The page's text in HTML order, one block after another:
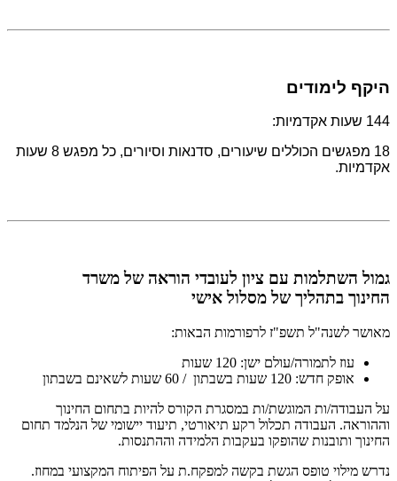
היקף לימודים
144 שעות אקדמיות:
18 מפגשים הכוללים שיעורים, סדנאות וסיורים, כל מפגש 8 שעות
אקדמיות.
גמול השתלמות עם ציון לעובדי הוראה של משרד
החינוך בתהליך של מסלול אישי
מאושר לשנה"ל תשפ"ז לרפורמות הבאות:
עוז לתמורה/עולם ישן: 120 שעות
אופק חדש: 120 שעות בשבתון / 60 שעות לשאינם בשבתון
על העבודה/ות המוגשת/ות במסגרת הקורס להיות בתחום החינוך
וההוראה. העבודה תכלול רקע תיאורטי, תיעוד יישומי של הנלמד תחום
החינוך ותובנות שהופקו בעקבות הלמידה וההתנסות.
נדרש מילוי טופס הגשת בקשה למפקח.ת על הפיתוח המקצועי במחוז.